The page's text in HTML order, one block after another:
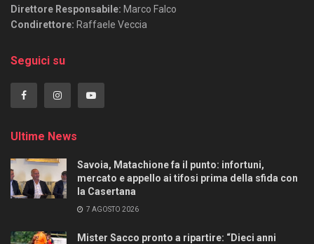
Direttore Responsabile: Marco Falco
Condirettore: Raffaele Veccia
Seguici su
Ultime News
Savoia, Matachione fa il punto: infortuni,
mercato e appello ai tifosi prima della sfida con
la Casertana
7 AGOSTO 2026
Mister Sacco pronto a ripartire: “Dieci anni